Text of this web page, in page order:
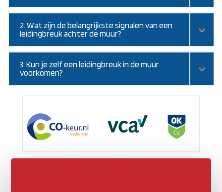
2. Wat zijn de belangrijkste signalen van een
leidingbreuk achter de muur?
3. Kun je zelf een leidingbreuk in de muur
voorkomen?